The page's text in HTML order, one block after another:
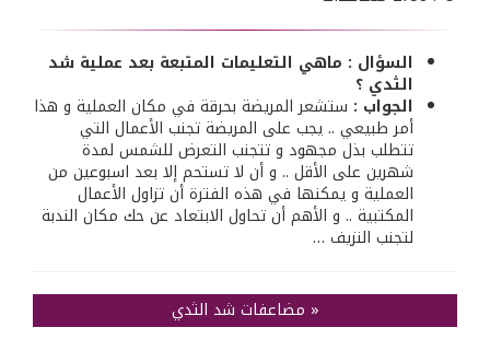
السؤال : ماهي التعليمات المتبعة بعد عملية شد
الثدي ؟
الجواب : ستشعر المريضة بحرقة في مكان العملية و هذا
أمر طبيعي .. يجب على المريضة تجنب الأعمال التي
تتطلب بذل مجهود و تتجنب التعرض للشمس لمدة
شهرين على الأقل .. و أن لا تستحم إلا بعد اسبوعين من
العملية و يمكنها في هذه الفترة أن تزاول الأعمال
المكتبية .. و الأهم أن تحاول الابتعاد عن حك مكان الندبة
لتجنب النزيف …
« مضاعفات شد الثدي